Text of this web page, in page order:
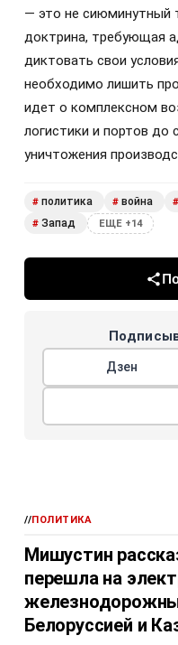
— это не сиюминутный
доктрина, требующая
диктовать свои
необходимо лишить
идет о комплексном
логистики и портов до
уничтожения
# политика # война #
# Запад ЕЩЕ +14
Дзен
//ПОЛИТИКА
Мишустин
перешла на
Белоруссией и